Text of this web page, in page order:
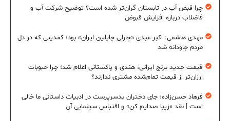
چرا قبض آب در تابستان گران‌تر شده است؟ توضیح شرکت آب و
فاضلاب درباره افزایش قبوض
مهدی هاشمی: اکبر عبدی «چارلی چاپلین ایران» بود؛ کمدینی که در دل
مردم جاودانه شد
قیمت جدید برنج ایرانی، هندی و پاکستانی اعلام شد؛ چرا حبوبات
ارزان‌تر از قیمت تمام‌شده مشتری ندارند؟
فرهاد حسن‌زاده: جای دختران بدسرپرست در ادبیات داستانی ما خالی
است | نقد «زیبا صدایم کن» و اقتباس سینمایی آن